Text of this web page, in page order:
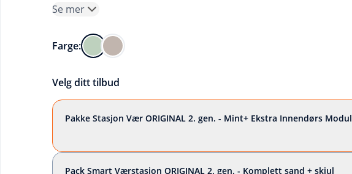
Se mer
Farge:
Velg ditt tilbud
Pakke Stasjon Vær ORIGINAL 2. gen. - Mint+ Ekstra Innendørs Modul
Pack Smart Værstasjon ORIGINAL 2. gen. - Komplett sand + skjul